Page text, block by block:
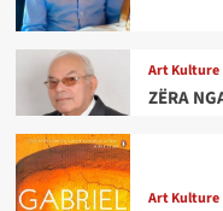
Art Kulture
ZËRA
Art Kulture